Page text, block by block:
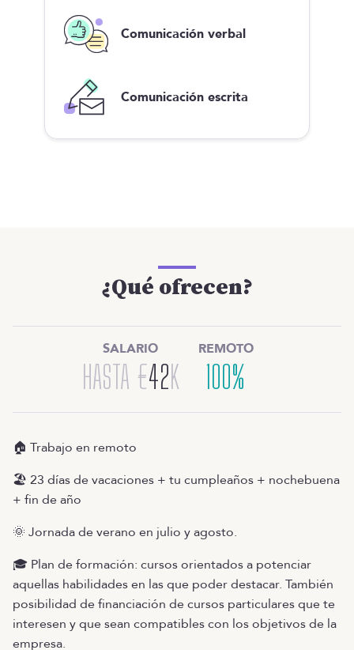
Comunicación verbal
Comunicación escrita
¿Qué ofrecen?
SALARIO
HASTA €42K
REMOTO
100%
🏠 Trabajo en remoto
🏖️ 23 días de vacaciones + tu cumpleaños + nochebuena
+ fin de año
🌞 Jornada de verano en julio y agosto.
🎓 Plan de formación: cursos orientados a potenciar
aquellas habilidades en las que poder destacar. También
posibilidad de financiación de cursos particulares que te
interesen y que sean compatibles con los objetivos de la
empresa.